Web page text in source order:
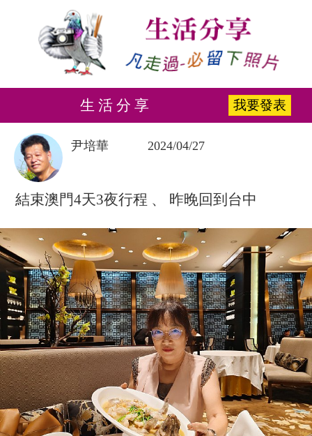
生 活 分 享 我要發表
尹培華 2024/04/27
結束澳門4天3夜行程 、 昨晚回到台中